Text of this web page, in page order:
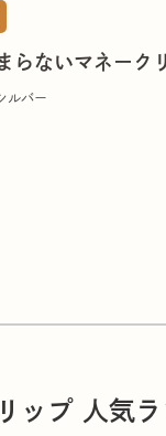
らないマネーク
ルバー
ップ 人気